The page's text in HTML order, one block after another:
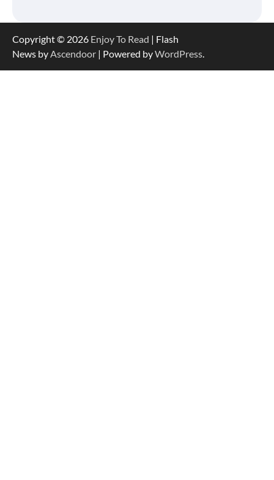
Copyright © 2026 Enjoy To Read | Flash
News byAscendoor | Powered byWordPress.